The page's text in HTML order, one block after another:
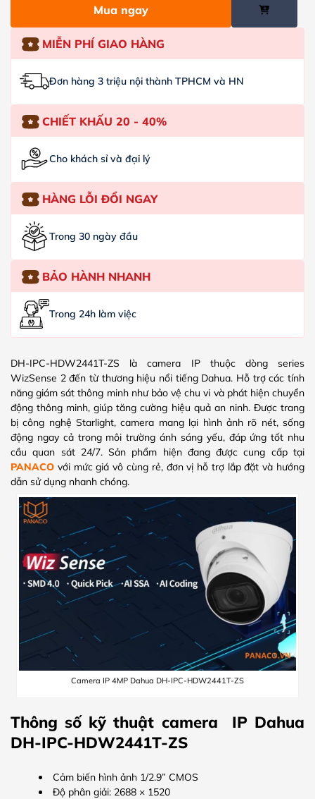
Mua ngay
MIỄN PHÍ GIAO HÀNG
Đơn hàng 3 triệu nội thành TPHCM và HN
CHIẾT KHẤU 20 - 40%
Cho khách sỉ và đại lý
HÀNG LỖI ĐỔI NGAY
Trong 30 ngày đầu
BẢO HÀNH NHANH
Trong 24h làm việc
DH-IPC-HDW2441T-ZS là camera IP thuộc dòng series
WizSense 2 đến từ thương hiệu nổi tiếng Dahua. Hỗ trợ các tính
năng giám sát thông minh như bảo vệ chu vi và phát hiện chuyển
động thông minh, giúp tăng cường hiệu quả an ninh. Được trang
bị công nghệ Starlight, camera mang lại hình ảnh rõ nét, sống
động ngay cả trong môi trường ánh sáng yếu, đáp ứng tốt nhu
cầu quan sát 24/7. Sản phẩm hiện đang được cung cấp tại
PANACO với mức giá vô cùng rẻ, đơn vị hỗ trợ lắp đặt và hướng
dẫn sử dụng nhanh chóng.
Camera IP 4MP Dahua DH-IPC-HDW2441T-ZS
Thông số kỹ thuật camera IP Dahua
DH-IPC-HDW2441T-ZS
Cảm biến hình ảnh 1/2.9” CMOS
Độ phân giải: 2688 × 1520